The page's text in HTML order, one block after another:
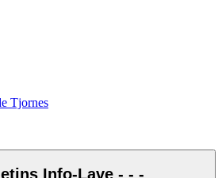
Tjornes
Info-Lave - - -